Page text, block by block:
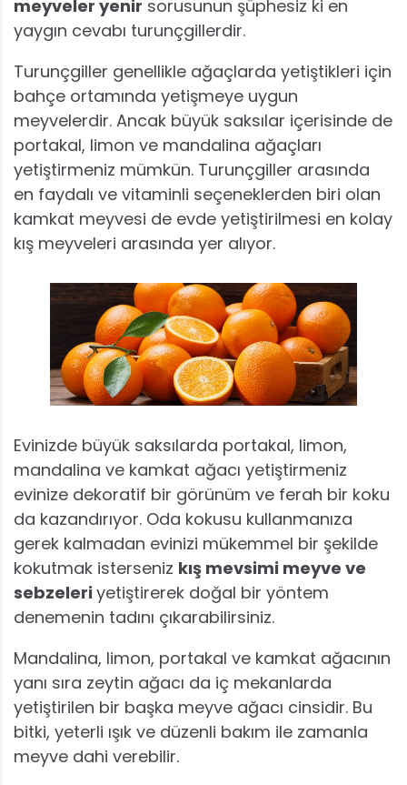
meyveler yenir sorusunun şüphesiz ki en
yaygın cevabı turunçgillerdir.
Turunçgiller genellikle ağaçlarda yetiştikleri için
bahçe ortamında yetişmeye uygun
meyvelerdir. Ancak büyük saksılar içerisinde de
portakal, limon ve mandalina ağaçları
yetiştirmeniz mümkün. Turunçgiller arasında
en faydalı ve vitaminli seçeneklerden biri olan
kamkat meyvesi de evde yetiştirilmesi en kolay
kış meyveleri arasında yer alıyor.
Evinizde büyük saksılarda portakal, limon,
mandalina ve kamkat ağacı yetiştirmeniz
evinize dekoratif bir görünüm ve ferah bir koku
da kazandırıyor. Oda kokusu kullanmanıza
gerek kalmadan evinizi mükemmel bir şekilde
kokutmak isterseniz kış mevsimi meyve ve
sebzeleriyetiştirerek doğal bir yöntem
denemenin tadını çıkarabilirsiniz.
Mandalina, limon, portakal ve kamkat ağacının
yanı sıra zeytin ağacı da iç mekanlarda
yetiştirilen bir başka meyve ağacı cinsidir. Bu
bitki, yeterli ışık ve düzenli bakım ile zamanla
meyve dahi verebilir.